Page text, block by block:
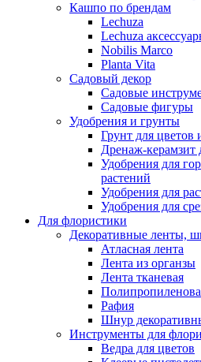
Кашпо по брендам
Lechuza
Lechuza
Nobilis Marco
Planta Vita
Садовый декор
Садовые
Садовые фигуры
Удобрения и грунты
Грунт для цветов
Дренаж-керамзит
Удобрения для
растений
Удобрения для
Удобрения для
Для флористики
Декоративные ленты,
Атласная лента
Лента из органзы
Лента тканевая
Рафия
Шнур
Инструменты для
Ведра для цветов